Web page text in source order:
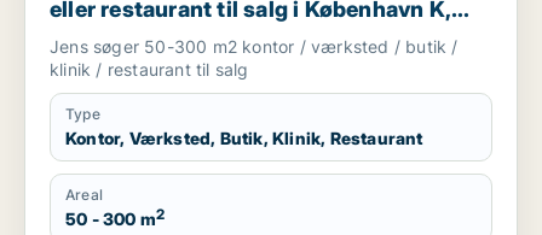
eller restaurant til salg i København K,
Vesterbro eller Frederiksberg m.fl.
Jens søger 50-300 m2 kontor / værksted / butik /
klinik / restaurant til salg
Type
Kontor, Værksted, Butik, Klinik, Restaurant
Areal
50 - 300 m2